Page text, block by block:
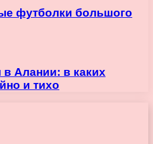
футболки большого
Алании: в каких
и тихо